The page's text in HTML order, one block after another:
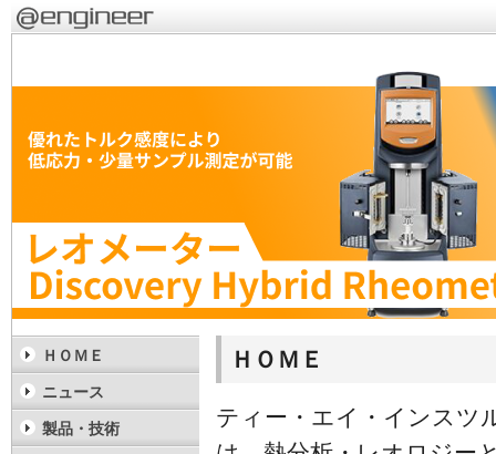
ＨＯＭＥ
ティー・エイ・インスツ
ＨＯＭＥ
ニュース
製品・技術